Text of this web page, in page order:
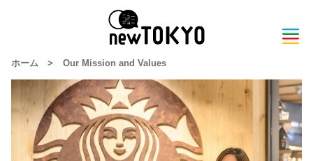
ホーム > Our Mission and Values